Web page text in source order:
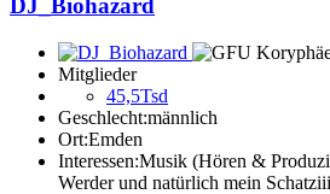
DJ_Biohazard
Mitglieder
45,5Tsd
Geschlecht:männlich
Ort:Emden
Interessen:Musik (Hören &
Werder und natürlich mein